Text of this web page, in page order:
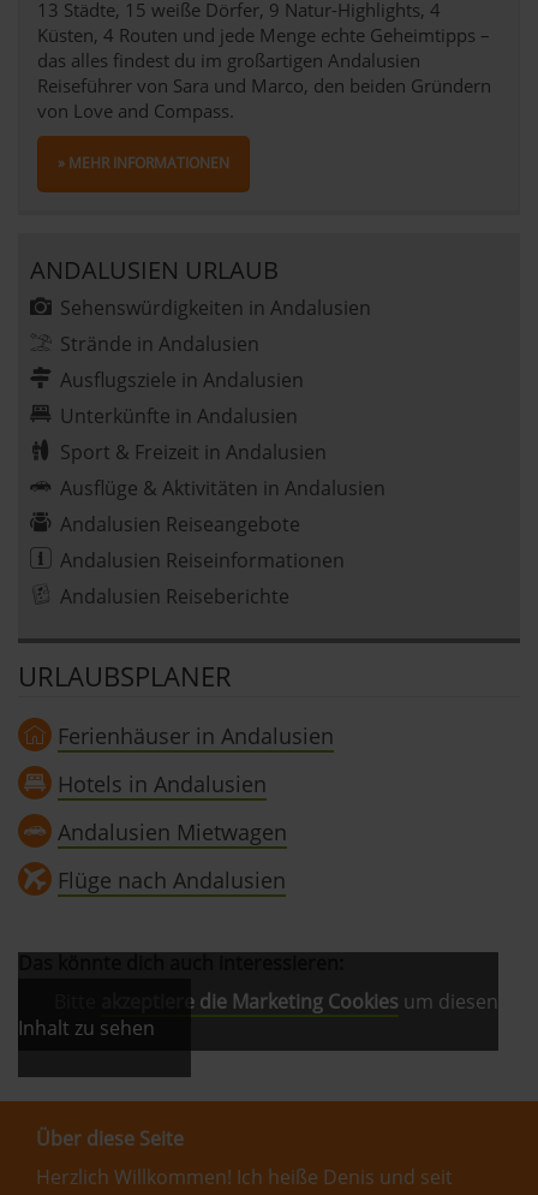
13 Städte, 15 weiße Dörfer, 9 Natur-Highlights, 4
Küsten, 4 Routen und jede Menge echte Geheimtipps –
das alles findest du im großartigen Andalusien
Reiseführer von Sara und Marco, den beiden Gründern
von Love and Compass.
» MEHR INFORMATIONEN
ANDALUSIEN URLAUB
Sehenswürdigkeiten in Andalusien
Strände in Andalusien
Ausflugsziele in Andalusien
Unterkünfte in Andalusien
Sport & Freizeit in Andalusien
Ausflüge & Aktivitäten in Andalusien
Andalusien Reiseangebote
Andalusien Reiseinformationen
Andalusien Reiseberichte
URLAUBSPLANER
Ferienhäuser in Andalusien
Hotels in Andalusien
Andalusien Mietwagen
Flüge nach Andalusien
akzeptiere die Marketing Cookies um diesen
Inhalt zu sehen
Über diese Seite
Herzlich Willkommen! Ich heiße Denis und seit